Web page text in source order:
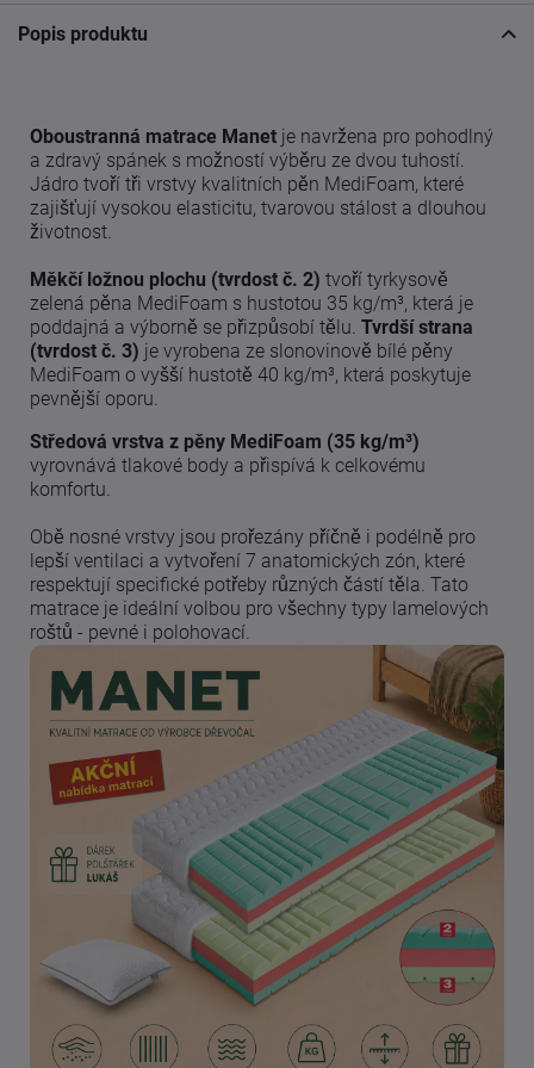
Popis produktu
Oboustranná matrace Manet je navržena pro pohodlný
a zdravý spánek s možností výběru ze dvou tuhostí.
Jádro tvoří tři vrstvy kvalitních pěn MediFoam, které
zajišťují vysokou elasticitu, tvarovou stálost a dlouhou
životnost.
Měkčí ložnou plochu (tvrdost č. 2) tvoří tyrkysově
zelená pěna MediFoam s hustotou 35 kg/m³, která je
poddajná a výborně se přizpůsobí tělu. Tvrdší strana
(tvrdost č. 3) je vyrobena ze slonovinově bílé pěny
MediFoam o vyšší hustotě 40 kg/m³, která poskytuje
pevnější oporu.
Středová vrstva z pěny MediFoam (35 kg/m³)
vyrovnává tlakové body a přispívá k celkovému
komfortu.
Obě nosné vrstvy jsou prořezány příčně i podélně pro
lepší ventilaci a vytvoření 7 anatomických zón, které
respektují specifické potřeby různých částí těla. Tato
matrace je ideální volbou pro všechny typy lamelových
roštů - pevné i polohovací.